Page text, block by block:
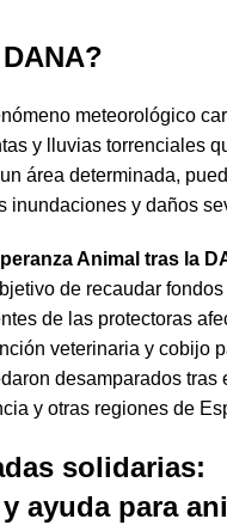
meteorológico
y lluvias torrenciales
área determinada,
inundaciones y daños
Animal tras la
de recaudar
de las protectoras
veterinaria y cobijo
desamparados tras
y otras regiones de
solidarias:
ayuda para